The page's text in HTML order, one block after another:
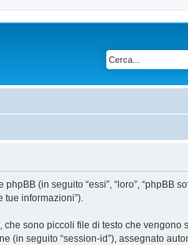
(in seguito “essi”, “loro”, “phpBB
tue informazioni”).
sono piccoli file di testo che vengono
(in seguito “session-id”), assegnato